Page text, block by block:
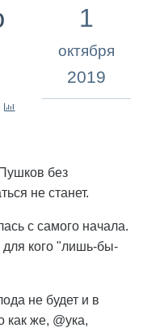
1
октября
2019
без
не станет.
с самого начала.
для кого "лишь-бы-
не будет и в
как же, @ука,